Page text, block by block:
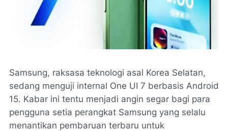
Samsung, raksasa teknologi asal Korea Selatan,
sedang menguji internal One UI 7 berbasis Android
15. Kabar ini tentu menjadi angin segar bagi para
pengguna setia perangkat Samsung yang selalu
menantikan pembaruan terbaru untuk